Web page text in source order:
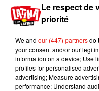
fortes etuptempo
aussi de jolies
Sans préciser la
LuisFonsi révèle
surprise à son
retour sur scène
Le respect de
priorité
We and our (447) partnersdo
your consent and/or our
information on a device; Use
profiles for personalised
advertising; Measure
performance; Understand